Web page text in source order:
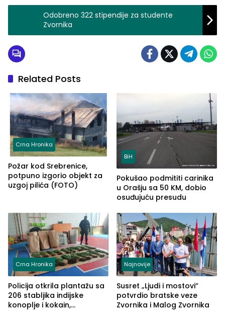
Odobreno 322 stipendije za studente
Zvornika
Related Posts
Crna Hronika
Požar kod Srebrenice,
potpuno izgorio objekt za
uzgoj pilića (FOTO)
BiH
Pokušao podmititi carinika
u Orašju sa 50 KM, dobio
osuđujuću presudu
Crna Hronika
Policija otkrila plantažu sa
206 stabljika indijske
konoplje i kokain,
Najnovije
Susret „Ljudi i mostovi“
potvrdio bratske veze
Zvornika i Malog Zvornika